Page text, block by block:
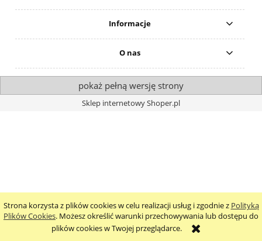
Strona korzysta z plików cookies w celu realizacji usług i zgodnie z Polityką
Plików Cookies. Możesz określić warunki przechowywania lub dostępu do
plików cookies w Twojej przeglądarce.
Informacje
O nas
pokaż pełną wersję strony
Sklep internetowy Shoper.pl